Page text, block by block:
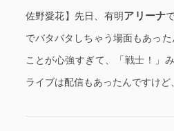
佐野愛花】先日、有明 アリーナ
でバタバタしちゃう場面もあっ
ことが心強すぎて、「戦士！」
ライブは配信もあったんですけど